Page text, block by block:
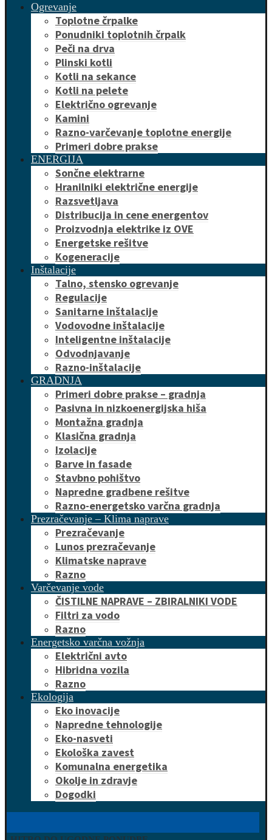
Ogrevanje
Toplotne črpalke
Ponudniki toplotnih črpalk
Peči na drva
Plinski kotli
Kotli na sekance
Kotli na pelete
Električno ogrevanje
Kamini
Razno-varčevanje toplotne energije
Primeri dobre prakse
ENERGIJA
Sončne elektrarne
Hranilniki električne energije
Razsvetljava
Distribucija in cene energentov
Proizvodnja elektrike iz OVE
Energetske rešitve
Kogeneracije
Inštalacije
Talno, stensko ogrevanje
Regulacije
Sanitarne inštalacije
Vodovodne inštalacije
Inteligentne inštalacije
Odvodnjavanje
Razno-inštalacije
GRADNJA
Primeri dobre prakse – gradnja
Pasivna in nizkoenergijska hiša
Montažna gradnja
Klasična gradnja
Izolacije
Barve in fasade
Stavbno pohištvo
Napredne gradbene rešitve
Razno-energetsko varčna gradnja
Prezračevanje – Klima naprave
Prezračevanje
Lunos prezračevanje
Klimatske naprave
Razno
Varčevanje vode
ČISTILNE NAPRAVE – ZBIRALNIKI VODE
Filtri za vodo
Razno
Energetsko varčna vožnja
Električni avto
Hibridna vozila
Razno
Ekologija
Eko inovacije
Napredne tehnologije
Eko-nasveti
Ekološka zavest
Komunalna energetika
Okolje in zdravje
Dogodki